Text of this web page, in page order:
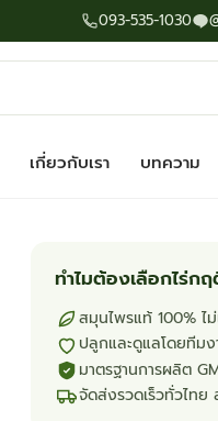
093-535-1030
เกี่ยวกับเรา บทความ
ทำไมต้องเลือกไร่ก
สมุนไพรแท้ 100% ไ
ปลูกและดูแลโดยทีมง
มาตรฐานการผลิต
จัดส่งรวดเร็วทั่วไทย